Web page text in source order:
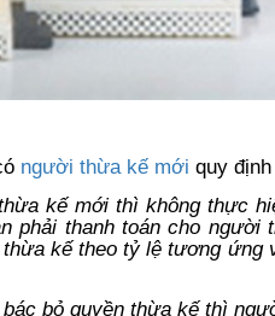
người thừa kế mới quy
kế mới thì không thực
phải thanh toán cho người
kế theo tỷ lệ tương ứng
bỏ quyền thừa kế thì